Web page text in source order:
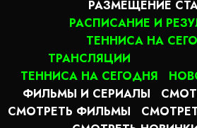
РАЗМЕЩЕНИЕ
РАСПИСАНИЕ И
ТЕННИСА НА
ТРАНСЛЯЦИИ
ТЕННИСА НА СЕГОДНЯ
ФИЛЬМЫ И СЕРИАЛЫ
СМОТРЕТЬ ФИЛЬМЫ